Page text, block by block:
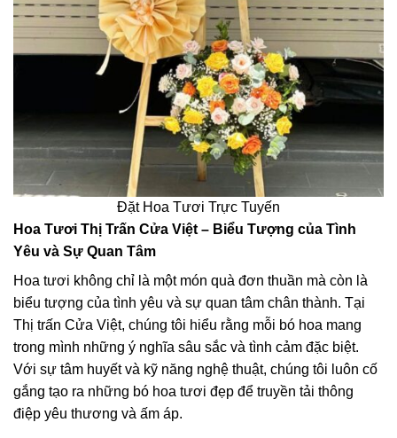
Đặt Hoa Tươi Trực Tuyến
Hoa Tươi Thị Trấn Cửa Việt – Biểu Tượng của Tình
Yêu và Sự Quan Tâm
Hoa tươi không chỉ là một món quà đơn thuần mà còn là
biểu tượng của tình yêu và sự quan tâm chân thành. Tại
Thị trấn Cửa Việt, chúng tôi hiểu rằng mỗi bó hoa mang
trong mình những ý nghĩa sâu sắc và tình cảm đặc biệt.
Với sự tâm huyết và kỹ năng nghệ thuật, chúng tôi luôn cố
gắng tạo ra những bó hoa tươi đẹp để truyền tải thông
điệp yêu thương và ấm áp.